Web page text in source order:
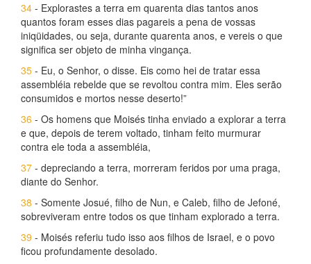
34 - Explorastes a terra em quarenta dias tantos anos
quantos foram esses dias pagareis a pena de vossas
iniqüidades, ou seja, durante quarenta anos, e vereis o que
significa ser objeto de minha vingança.
35 - Eu, o Senhor, o disse. Eis como hei de tratar essa
assembléia rebelde que se revoltou contra mim. Eles serão
consumidos e mortos nesse deserto!”
36 - Os homens que Moisés tinha enviado a explorar a terra
e que, depois de terem voltado, tinham feito murmurar
contra ele toda a assembléia,
37 - depreciando a terra, morreram feridos por uma praga,
diante do Senhor.
38 - Somente Josué, filho de Nun, e Caleb, filho de Jefoné,
sobreviveram entre todos os que tinham explorado a terra.
39 - Moisés referiu tudo isso aos filhos de Israel, e o povo
ficou profundamente desolado.